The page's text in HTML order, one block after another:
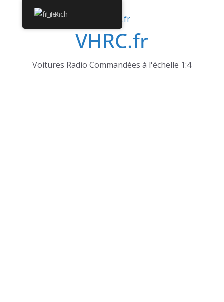
VHRC.fr
Voitures Radio Commandées à l'échelle 1:4
French